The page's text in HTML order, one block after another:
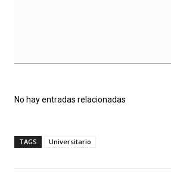
No hay entradas relacionadas
TAGS Universitario